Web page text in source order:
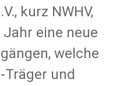
kurz NWHV,
eine neue
welche
und